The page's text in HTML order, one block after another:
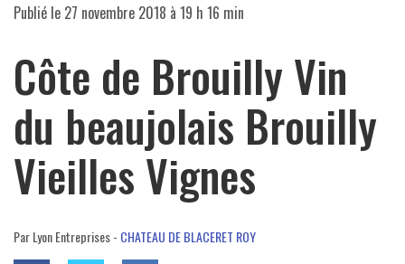
Publié le 27 novembre 2018 à 19 h 16 min
Côte de Brouilly Vin
du beaujolais Brouilly
Vieilles Vignes
Par Lyon Entreprises - CHATEAU DE BLACERET ROY